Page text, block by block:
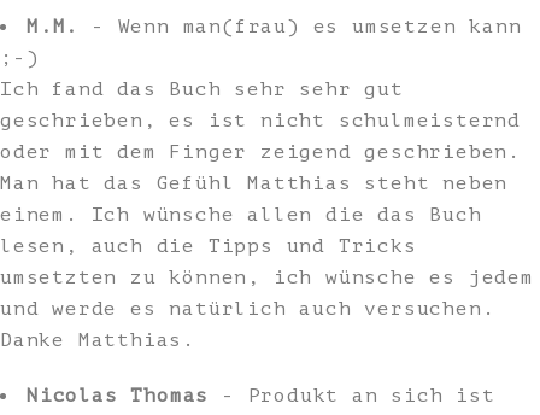
M.M.
- Wenn man(frau) es umsetzen kann
;-)
Ich fand das Buch sehr sehr gut
geschrieben, es ist nicht schulmeisternd
oder mit dem Finger zeigend geschrieben.
Man hat das Gefühl Matthias steht neben
einem. Ich wünsche allen die das Buch
lesen, auch die Tipps und Tricks
umsetzten zu können, ich wünsche es jedem
und werde es natürlich auch versuchen.
Danke Matthias.
Nicolas Thomas
- Produkt an sich ist